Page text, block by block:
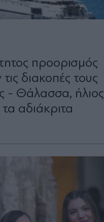
προορισµός
διακοπές τους
- Θάλασσα, ήλιος
αδιάκριτα